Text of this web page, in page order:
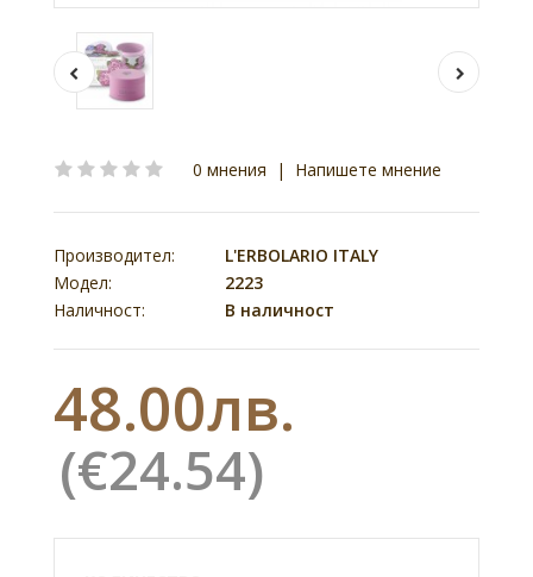
0 мнения | Напишете мнение
Производител:
L'ERBOLARIO ITALY
Модел:
2223
Наличност:
В наличност
48.00лв.
(€24.54)